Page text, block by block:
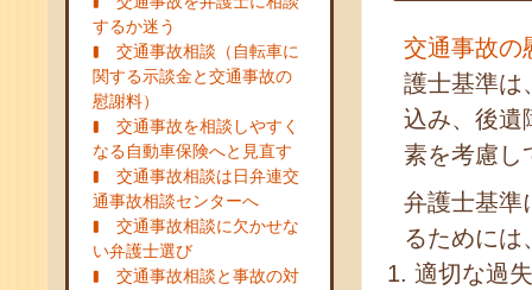
するか迷う
交通事故相談（自転車に
関する示談金と交通事故の
慰謝料）
交通事故を相談しやすく
なる自動車保険へと見直す
交通事故相談は日弁連交
通事故相談センターへ
交通事故相談に欠かせな
い弁護士選び
交通事故相談と事故の対
交通事故の
護士基準は
込み、後遺
素を考慮し
弁護士基準
るためには
適切な過